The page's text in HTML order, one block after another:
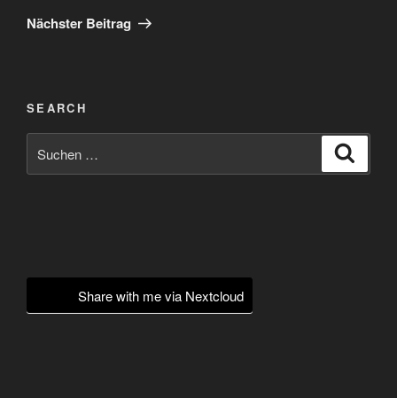
Beitrag
Nächster Beitrag
SEARCH
nach:
Share with me via Nextcloud